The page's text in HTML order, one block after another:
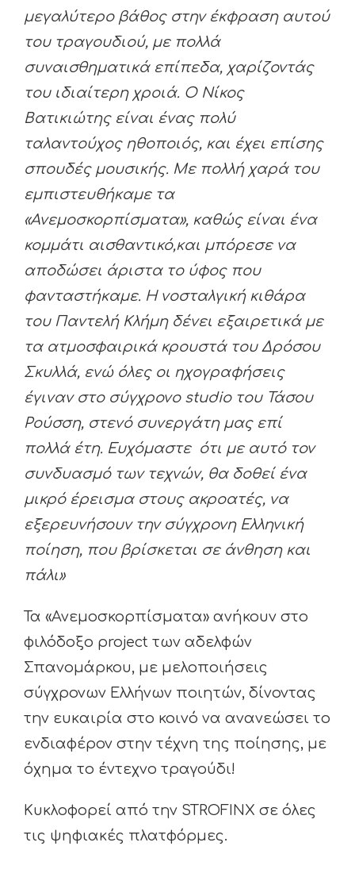
μεγαλύτερο βάθος στην έκφραση αυτού
του τραγουδιού, με πολλά
συναισθηματικά επίπεδα, χαρίζοντάς
του ιδιαίτερη χροιά. Ο Νίκος
Βατικιώτης είναι ένας πολύ
ταλαντούχος ηθοποιός, και έχει επίσης
σπουδές μουσικής. Με πολλή χαρά του
εμπιστευθήκαμε τα
«Ανεμοσκορπίσματα», καθώς είναι ένα
κομμάτι αισθαντικό,και μπόρεσε να
αποδώσει άριστα το ύφος που
φανταστήκαμε. Η νοσταλγική κιθάρα
του Παντελή Κλήμη δένει εξαιρετικά με
τα ατμοσφαιρικά κρουστά του Δρόσου
Σκυλλά, ενώ όλες οι ηχογραφήσεις
έγιναν στο σύγχρονο studioτου Τάσου
Ρούσση, στενό συνεργάτη μας επί
πολλά έτη. Ευχόμαστε ότι με αυτό τον
συνδυασμό των τεχνών, θα δοθεί ένα
μικρό έρεισμα στους ακροατές, να
εξερευνήσουν την σύγχρονη Ελληνική
ποίηση, που βρίσκεται σε άνθηση και
πάλι»
Τα «Ανεμοσκορπίσματα» ανήκουν στο
φιλόδοξο project των αδελφών
Σπανομάρκου, με μελοποιήσεις
σύγχρονων Ελλήνων ποιητών, δίνοντας
την ευκαιρία στο κοινό να ανανεώσει το
ενδιαφέρον στην τέχνη της ποίησης, με
όχημα το έντεχνο τραγούδι!
Κυκλοφορεί από την STROFINX σε όλες
τις ψηφιακές πλατφόρμες.